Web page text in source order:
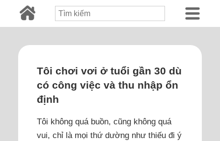
Tôi chơi vơi ở tuổi gần 30 dù
có công việc và thu nhập ổn
định
Tôi không quá buồn, cũng không quá
vui, chỉ là mọi thứ dường như thiếu đi ý